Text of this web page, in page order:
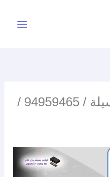
توصيل ريموت المسيلة / 94959465 /